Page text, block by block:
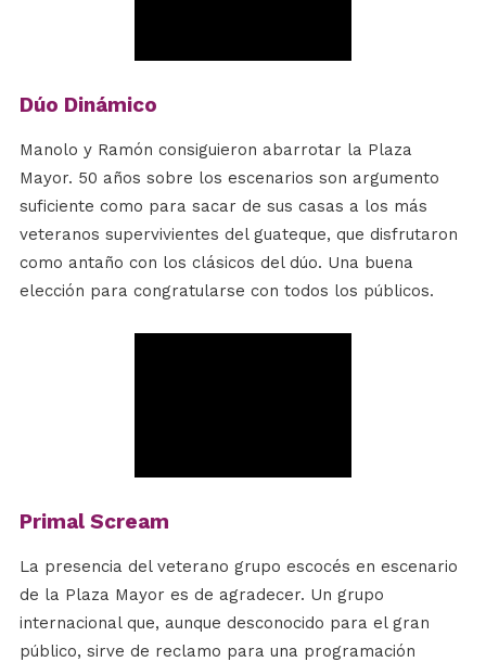
Dúo Dinámico
Manolo y Ramón consiguieron abarrotar la Plaza
Mayor. 50 años sobre los escenarios son argumento
suficiente como para sacar de sus casas a los más
veteranos supervivientes del guateque, que disfrutaron
como antaño con los clásicos del dúo. Una buena
elección para congratularse con todos los públicos.
Primal Scream
La presencia del veterano grupo escocés en escenario
de la Plaza Mayor es de agradecer. Un grupo
internacional que, aunque desconocido para el gran
público, sirve de reclamo para una programación